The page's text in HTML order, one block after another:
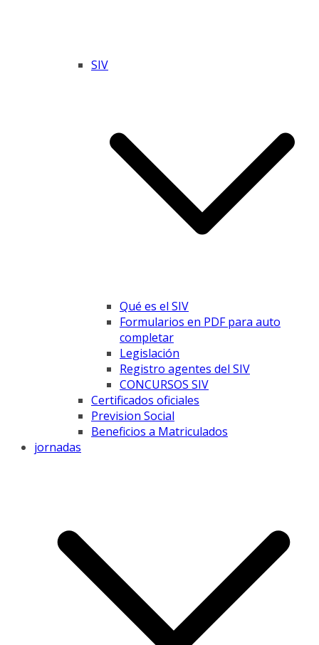
SIV
Qué es el SIV
Formularios en PDF para auto
completar
Legislación
Registro agentes del SIV
CONCURSOS SIV
Certificados oficiales
Prevision Social
Beneficios a Matriculados
jornadas